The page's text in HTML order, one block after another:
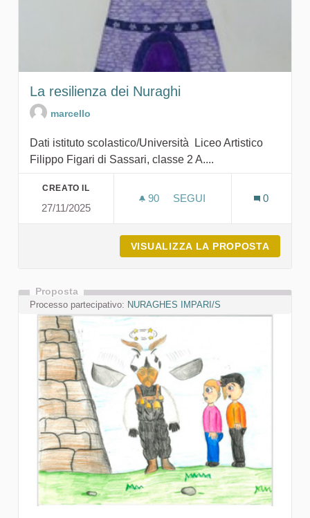
La resilienza dei Nuraghi
marcello
Dati istituto scolastico/Università Liceo Artistico
Filippo Figari di Sassari, classe 2 A....
CREATO IL
27/11/2025
90 90 SOSTENITORI
SEGUI
0
VISUALIZZA LA PROPOSTA
Proposta
Processo partecipativo: NURAGHES IMPARI/S